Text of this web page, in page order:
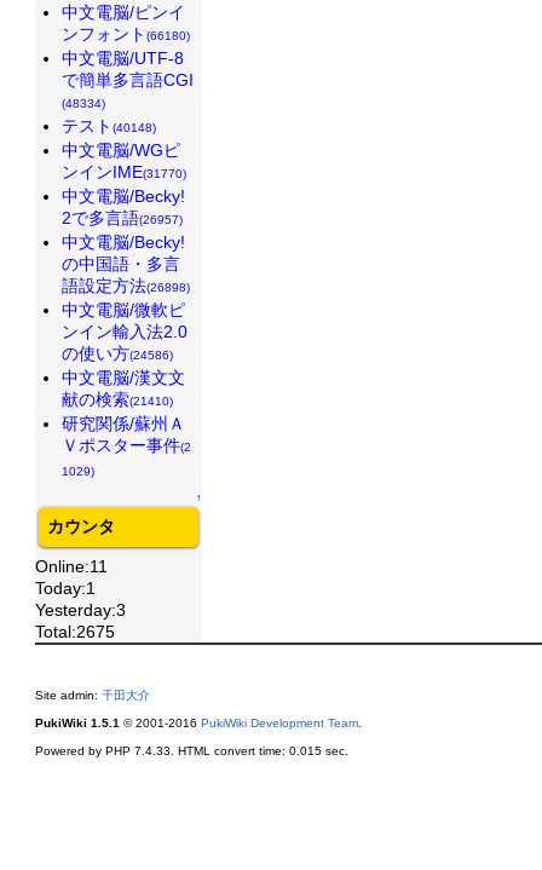
中文電脳/ピンイ
ンフォント (66180)
中文電脳/UTF-8
で簡単多言語CGI
(48334)
テスト (40148)
中文電脳/WGピ
ンインIME(31770)
中文電脳/Becky!
2で多言語(26957)
中文電脳/Becky!
の中国語・多言
語設定方法(26898)
中文電脳/微軟ピ
ンイン輸入法2.0
の使い方(24586)
中文電脳/漢文文
献の検索(21410)
研究関係/蘇州Ａ
Ｖポスター事件(2
1029)
↑
カウンタ
Online:11
Today:1
Yesterday:3
Total:2675
Site admin: 千田大介
PukiWiki 1.5.1 © 2001-2016 PukiWiki Development Team.
Powered by PHP 7.4.33. HTML convert time: 0.015 sec.